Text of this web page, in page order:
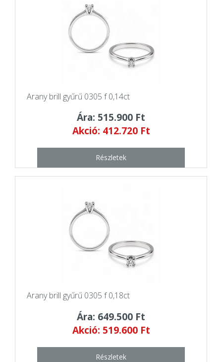
Arany brill gyűrű 0305 f 0,14ct
Ára: 515.900 Ft
Akció: 412.720 Ft
Részletek
Arany brill gyűrű 0305 f 0,18ct
Ára: 649.500 Ft
Akció: 519.600 Ft
Részletek